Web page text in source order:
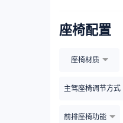
座椅配置
座椅材质
主驾座椅调节方式
前排座椅功能